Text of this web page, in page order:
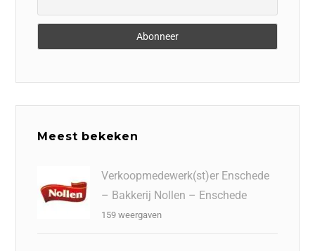
Meest bekeken
Verkoopmedewerk(st)er Enschede
– Bakkerij Nollen – Enschede
159 weergaven